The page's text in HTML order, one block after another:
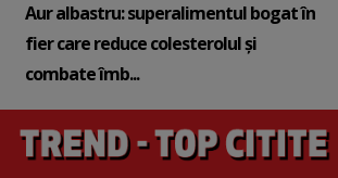
Aur albastru: superalimentul bogat în
fier care reduce colesterolul și
combate îmb...